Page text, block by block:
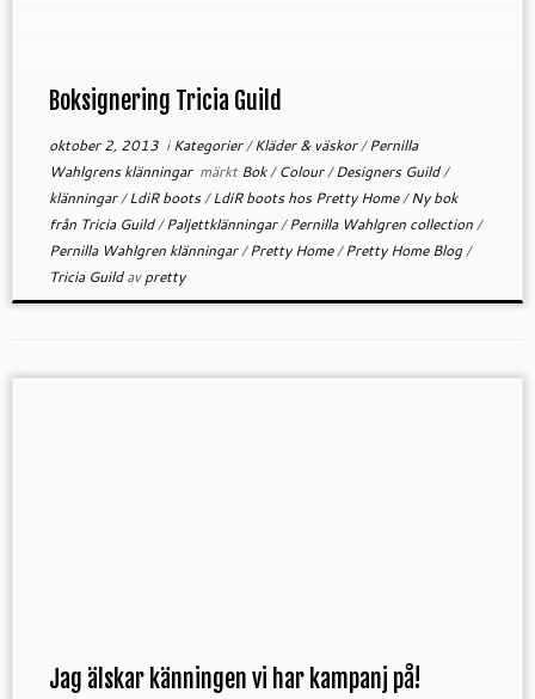
Boksignering Tricia Guild
oktober 2, 2013iKategorier/Kläder & väskor/Pernilla
Wahlgrens klänningar märktBok/Colour/Designers Guild/
klänningar/LdiR boots/LdiR boots hos Pretty Home/Ny bok
från Tricia Guild/Paljettklänningar/Pernilla Wahlgren collection/
Pernilla Wahlgren klänningar/Pretty Home/Pretty Home Blog/
Tricia Guildavpretty
Jag älskar känningen vi har kampanj på!